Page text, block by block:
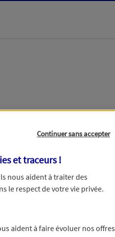
Continuer sans accepter
et traceurs!
nous aident à traiter des
le respect de votre vie privée.
aident à faire évoluer nos offres